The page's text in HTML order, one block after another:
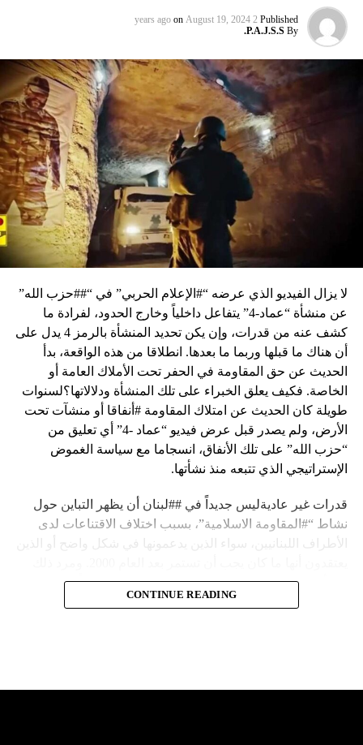
Published
2 years ago
on August 19, 2024
By
P.A.J.S.S.
لا يزال الفيديو الذي عرضه “#الإعلام الحربي” في “##حزب الله”
عن منشأة “عماد-4” يتفاعل داخلياً وخارج الحدود، لفرادة ما
كشف عنه من قدرات، وإن يكن تحديد المنشأة بالرمز 4 يدل على
أن هناك ما قبلها وربما ما بعدها. انطلاقا من هذه الواقعة، بدأ
الحديث عن حق المقاومة في الحفر تحت الأملاك العامة أو
الخاصة. فكيف يعلق الخبراء على تلك المنشأة ودلالاتها؟لسنوات
طويلة كان الحديث عن امتلاك المقاومة #أنفاقا أو منشآت تحت
الأرض، ولم يصدر قبل عرض فيديو “عماد -4” أي تعليق من
“حزب الله” على تلك الأنفاق، انسجاما مع سياسة الغموض
الإستراتيجي الذي تتبعه منذ نشأتها.
قدرات غير عاديةليس جديداً في ##لبنان أن يظهر التباين حول
نشاط “#المقاومة الاسلامية”، بسبب اختلاف الاقتناعات لدى
الأطراف اللبنانيين، سواء الذين يدعمونها في شكل واضح أو الذين
إلى أن المقاومة ضد الاحتلال الإسرائيلي لم تكن يوماً محط
إجماع داخلي، وإن كانت القوى اللبنانية المؤمنة بالصراع ضد
CONTINUE READING